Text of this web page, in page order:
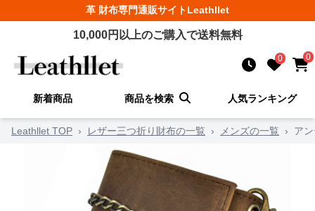
革 財布専門通販サイトLeathllet
10,000円以上のご購入で送料無料
0 0
新着商品 商品を検索 人気ランキング
Leathllet TOP › レザー三つ折り財布の一覧 › メンズの一覧 › ア